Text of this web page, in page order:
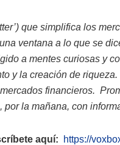
que simplifica los
ventana a lo que se
a mentes curiosas y
y la creación de
financieros.
la mañana, con
aquí:
https://